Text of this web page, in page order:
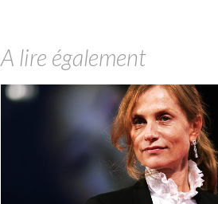
A lire également